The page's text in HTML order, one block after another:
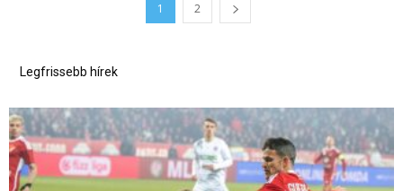
1 2
Legfrissebb hírek